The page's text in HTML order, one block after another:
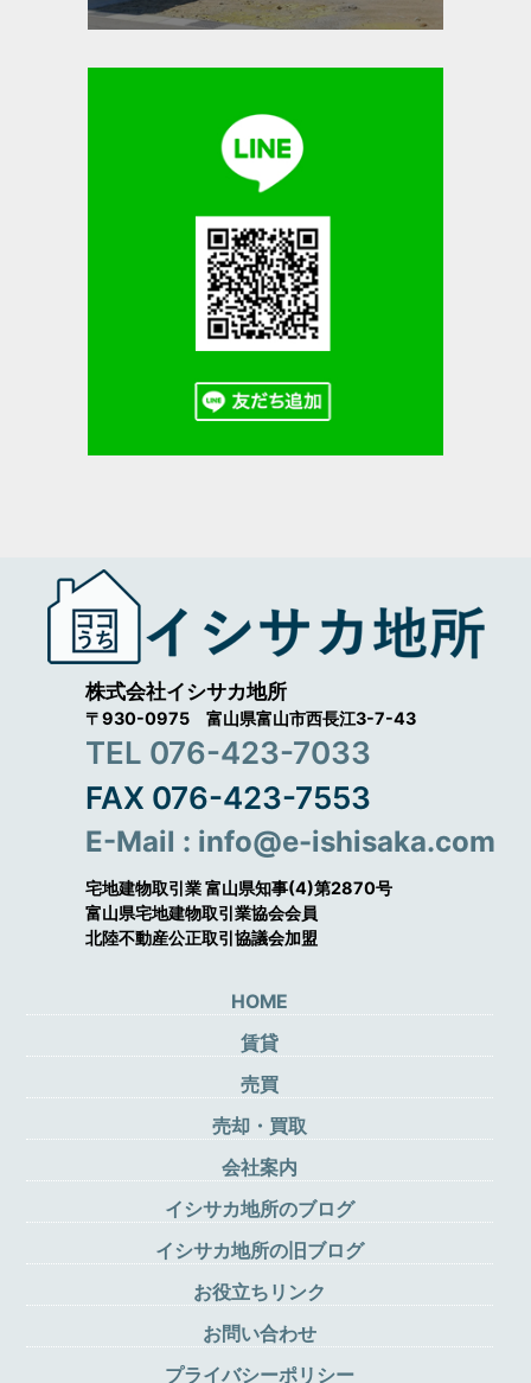
株式会社イシサカ地所
〒930-0975 富山県富山市西長江3-7-43
TEL 076-423-7033
FAX 076-423-7553
E-Mail : info@e-ishisaka.com
宅地建物取引業 富山県知事(4)第2870号
富山県宅地建物取引業協会会員
北陸不動産公正取引協議会加盟
HOME
賃貸
売買
売却・買取
会社案内
イシサカ地所のブログ
イシサカ地所の旧ブログ
お役立ちリンク
お問い合わせ
プライバシーポリシー